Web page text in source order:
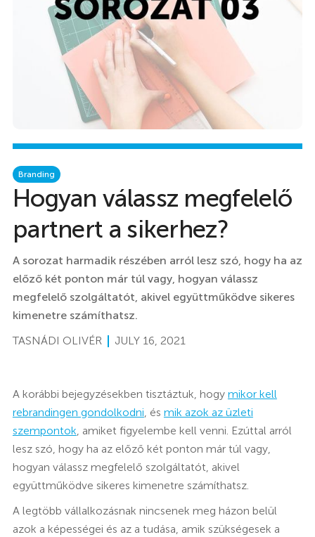
Branding
Hogyan válassz megfelelő
partnert a sikerhez?
A sorozat harmadik részében arról lesz szó, hogy ha az
előző két ponton már túl vagy, hogyan válassz
megfelelő szolgáltatót, akivel együttműködve sikeres
kimenetre számíthatsz.
TASNÁDI OLIVÉR
JULY 16, 2021
A korábbi bejegyzésekben tisztáztuk, hogy mikor kell
rebrandingen gondolkodni, és mik azok az üzleti
szempontok, amiket figyelembe kell venni. Ezúttal arról
lesz szó, hogy ha az előző két ponton már túl vagy,
hogyan válassz megfelelő szolgáltatót, akivel
együttműködve sikeres kimenetre számíthatsz.
A legtöbb vállalkozásnak nincsenek meg házon belül
azok a képességei és az a tudása, amik szükségesek a